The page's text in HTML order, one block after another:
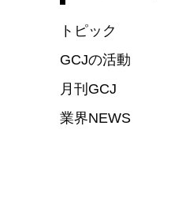
トピック
GCJの活動
月刊GCJ
業界NEWS